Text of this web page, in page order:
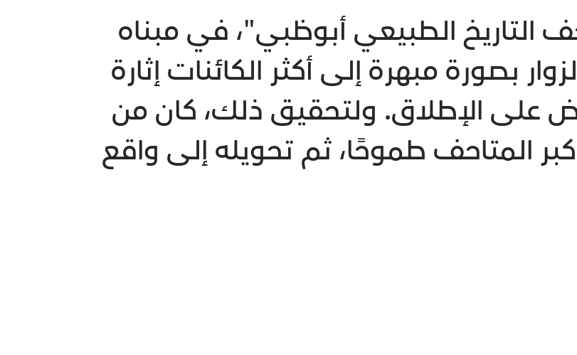
الطبيعي أبوظبي"، في مبناه
بصورة مبهرة إلى أكثر الكائنات إثارة
على الإطلاق. ولتحقيق ذلك، كان من
المتاحف طموحًا، ثم تحويله إلى واقع